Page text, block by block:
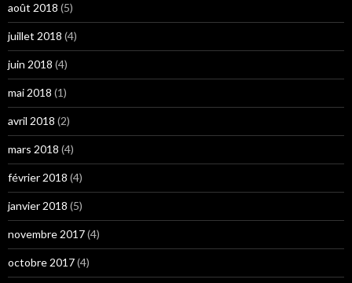
août 2018 (5)
juillet 2018 (4)
juin 2018 (4)
mai 2018 (1)
avril 2018 (2)
mars 2018 (4)
février 2018 (4)
janvier 2018 (5)
novembre 2017(4)
octobre 2017(4)